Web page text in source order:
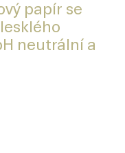
papír se
neutrální a